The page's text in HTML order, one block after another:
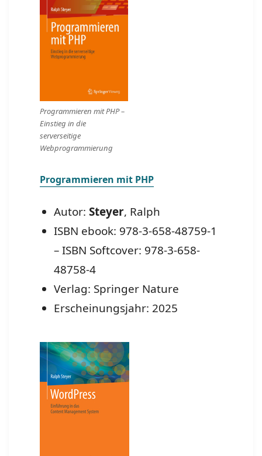
Programmieren mit PHP –
Einstieg in die
serverseitige
Webprogrammierung
Programmieren mit PHP
Autor: Steyer, Ralph
ISBN ebook: 978-3-658-48759-1
– ISBN Softcover: 978-3-658-
48758-4
Verlag: Springer Nature
Erscheinungsjahr: 2025